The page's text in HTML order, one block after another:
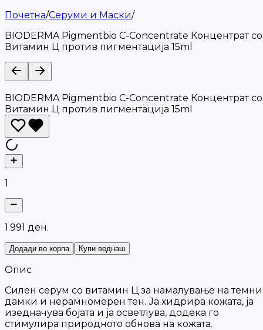
Почетна/Серуми и Маски/
BIODERMA Pigmentbio C-Concentrate Концентрат со
Витамин Ц против пигментација 15ml
BIODERMA Pigmentbio C-Concentrate Концентрат со
Витамин Ц против пигментација 15ml
1
1.991 ден.
Додади во корпа Купи веднаш
Опис
Силен серум со витамин Ц за намалување на темни
дамки и нерамномерен тен. Ја хидрира кожата, ја
изедначува бојата и ја осветлува, додека го
стимулира природното обнова на кожата.